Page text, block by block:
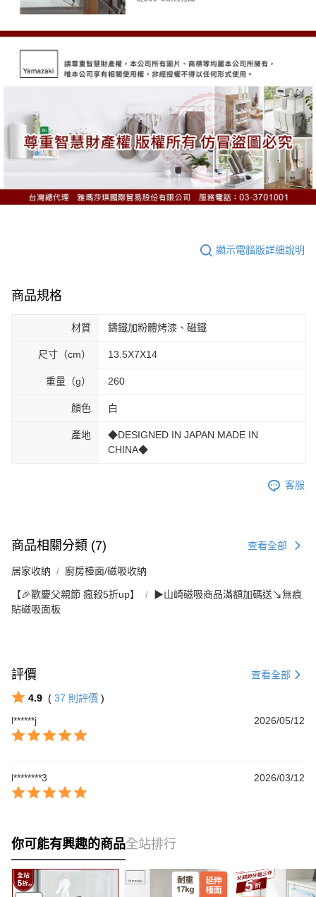
顯示電腦版詳細說明
商品規格
材質 鑄鐵加粉體烤漆、磁鐵
尺寸（cm） 13.5X7X14
重量（g） 260
顏色 白
產地
◆DESIGNED IN JAPAN MADE IN
CHINA◆
客服
商品相關分類 (7) 查看全部
居家收納 廚房檯面/磁吸收納
【🎉歡慶父親節 瘋殺5折up】
▶山崎磁吸商品滿額加碼送↘無痕
貼磁吸面板
評價 查看全部
4.9 ( 37 則評價 )
l******j
2026/05/12
l********3 2026/03/12
你可能有興趣的商品全站排行